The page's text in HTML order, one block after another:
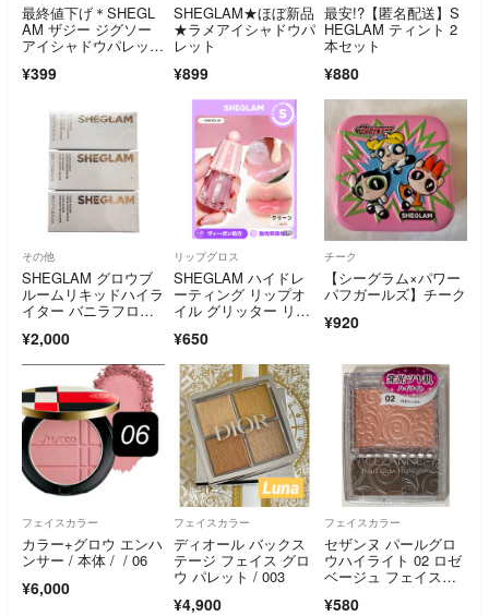
最終値下げ＊SHEGL
AM ザジー ジグソー
アイシャドウパレット
¥399
SHEGLAM★ほぼ新品
★ラメアイシャドウパ
レット
¥899
最安!?【匿名配送】S
HEGLAM ティント 2
本セット
¥880
その他
SHEGLAM グロウブ
ルームリキッドハイラ
イター バニラフロス
¥2,000
リップグロス
SHEGLAM ハイドレ
ーティング リップオ
イル グリッター リッ
¥650
チーク
【シーグラム×パワー
パフガールズ】チーク
¥920
フェイスカラー
カラー+グロウ エンハ
ンサー / 本体 / / 06
¥6,000
フェイスカラー
ディオール バックス
テージ フェイス グロ
ウ パレット / 003
¥4,900
フェイスカラー
セザンヌ パールグロ
ウハイライト 02 ロゼ
ベージュ フェイスカ
¥580